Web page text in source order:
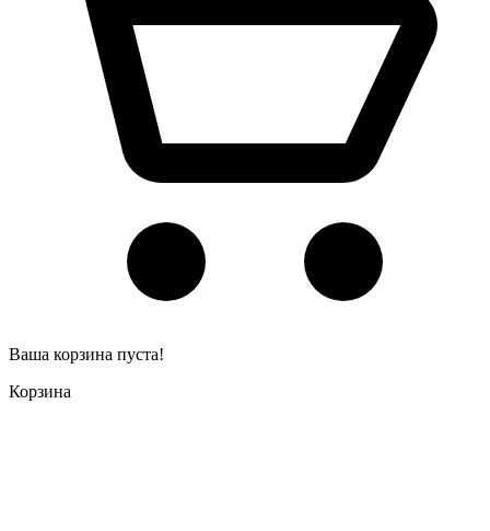
Ваша корзина пуста!
Корзина